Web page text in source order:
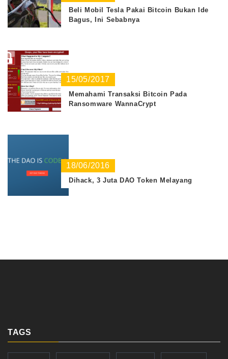
Beli Mobil Tesla Pakai Bitcoin Bukan Ide
Bagus, Ini Sebabnya
15/05/2017
Memahami Transaksi Bitcoin Pada
Ransomware WannaCrypt
18/06/2016
Dihack, 3 Juta DAO Token Melayang
TAGS